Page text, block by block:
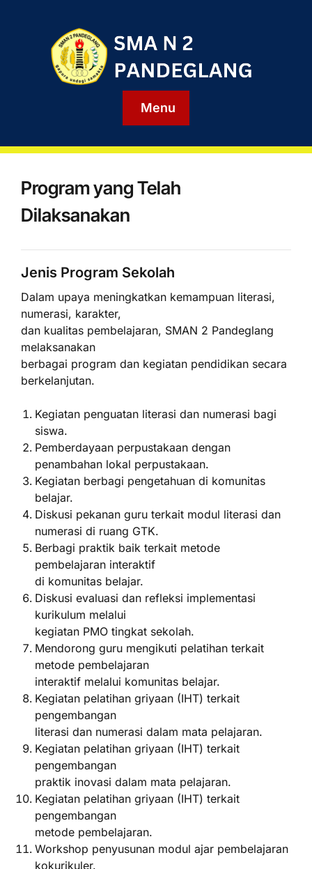
Menu
Program yang Telah
Dilaksanakan
Jenis Program Sekolah
Dalam upaya meningkatkan kemampuan literasi,
numerasi, karakter,
dan kualitas pembelajaran, SMAN 2 Pandeglang
melaksanakan
berbagai program dan kegiatan pendidikan secara
berkelanjutan.
Kegiatan penguatan literasi dan numerasi bagi
siswa.
Pemberdayaan perpustakaan dengan
penambahan lokal perpustakaan.
Kegiatan berbagi pengetahuan di komunitas
belajar.
Diskusi pekanan guru terkait modul literasi dan
numerasi di ruang GTK.
Berbagi praktik baik terkait metode
pembelajaran interaktif
di komunitas belajar.
Diskusi evaluasi dan refleksi implementasi
kurikulum melalui
kegiatan PMO tingkat sekolah.
Mendorong guru mengikuti pelatihan terkait
metode pembelajaran
interaktif melalui komunitas belajar.
Kegiatan pelatihan griyaan (IHT) terkait
pengembangan
literasi dan numerasi dalam mata pelajaran.
Kegiatan pelatihan griyaan (IHT) terkait
pengembangan
praktik inovasi dalam mata pelajaran.
Kegiatan pelatihan griyaan (IHT) terkait
pengembangan
metode pembelajaran.
Workshop penyusunan modul ajar pembelajaran
kokurikuler.